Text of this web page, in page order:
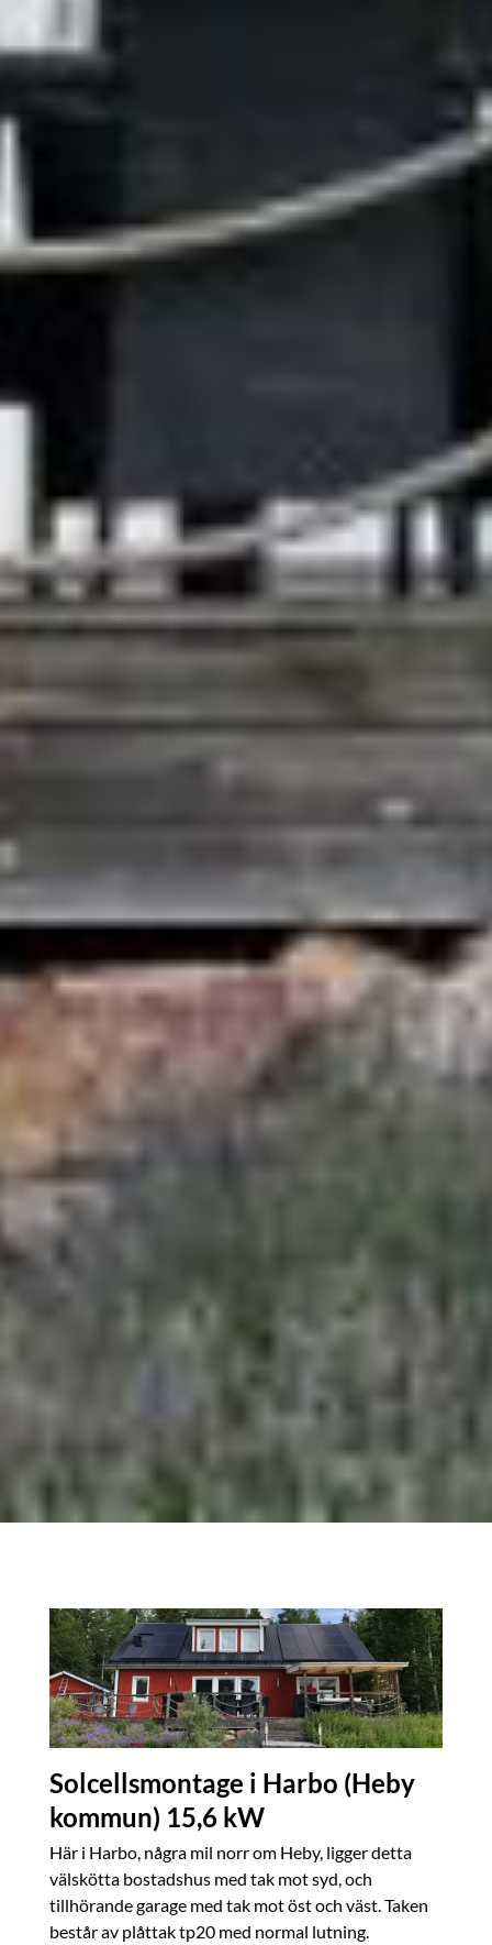
Solcellsmontage i Harbo (Heby
kommun) 15,6 kW
Här i Harbo, några mil norr om Heby, ligger detta
välskötta bostadshus med tak mot syd, och
tillhörande garage med tak mot öst och väst. Taken
består av plåttak tp20 med normal lutning.